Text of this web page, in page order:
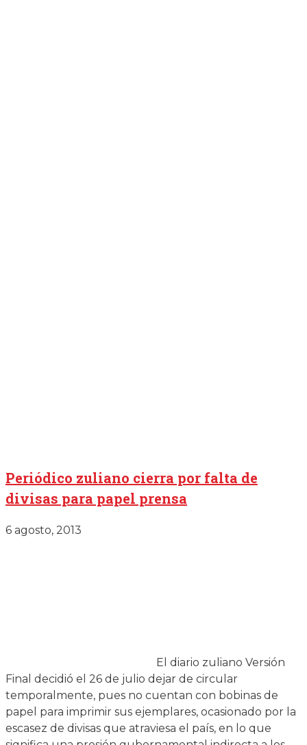
Periódico zuliano cierra por falta de
divisas para papel prensa
6 agosto, 2013
El diario zuliano Versión
Final decidió el 26 de julio dejar de circular
temporalmente, pues no cuentan con bobinas de
papel para imprimir sus ejemplares, ocasionado por la
escasez de divisas que atraviesa el país, en lo que